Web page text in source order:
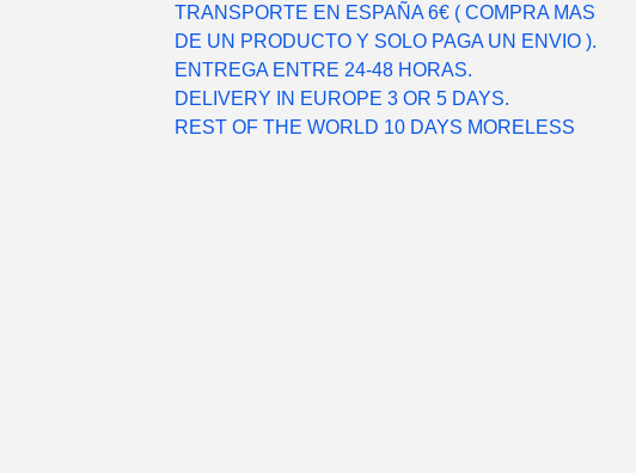
TRANSPORTE EN ESPAÑA 6€ ( COMPRA MAS
DE UN PRODUCTO Y SOLO PAGA UN ENVIO ).
ENTREGA ENTRE 24-48 HORAS.
DELIVERY IN EUROPE 3 OR 5 DAYS.
REST OF THE WORLD 10 DAYS MORELESS